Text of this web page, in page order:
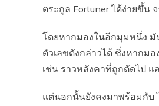
ตระกูล Fortuner ได้ง่ายขึ้น
โดยหากมองในอีกมุมหนึ่ง
ตัวเลขดังกล่าวได้ ซึ่งหากม
เช่น ราวหลังคาที่ถูกตัดไป
แต่นอกนั้นยังคงมาพร้อมกับ